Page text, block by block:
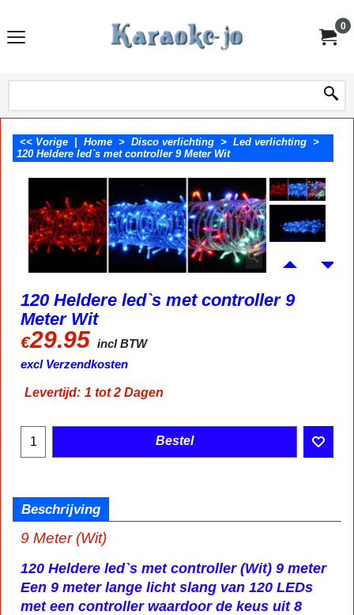
0
<< Vorige Home > Disco verlichting > Led verlichting >
120 Heldere led`s met controller 9 Meter Wit
120 Heldere led`s met controller 9
Meter Wit
€29.95 incl BTW
excl Verzendkosten
Levertijd: 1 tot 2 Dagen
Bestel
Beschrijving
9 Meter (Wit)
120 Heldere led`s met controller (Wit) 9 meter
Een 9 meter lange licht slang van 120 LEDs
met een controller waardoor de keus uit 8